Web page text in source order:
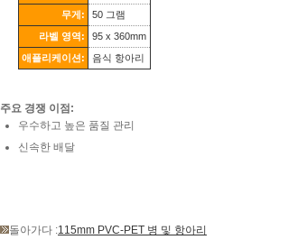
무게:
50 그램
라벨 영역:
95 x 360mm
애플리케이션:
음식 항아리
주요 경쟁 이점:
우수하고 높은 품질 관리
신속한 배달
돌아가다 :115mm PVC-PET 병 및 항아리